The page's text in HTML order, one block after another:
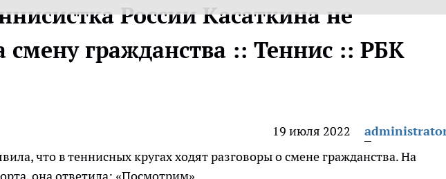
России Касаткина не
смену гражданства :: Теннис :: РБК
19 июля 2022
что в теннисных кругах ходят разговоры о смене гражданства. На